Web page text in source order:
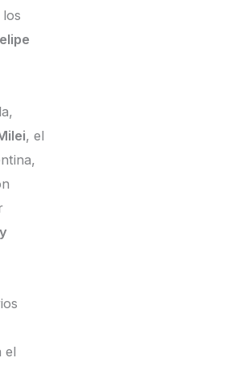
los
, el
el